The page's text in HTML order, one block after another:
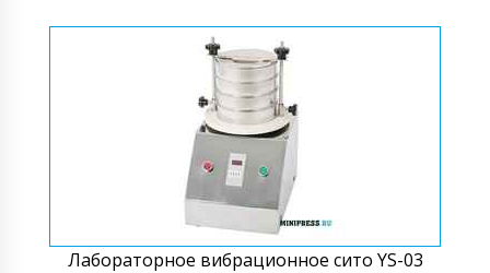
Лабораторное вибрационное сито YS-03